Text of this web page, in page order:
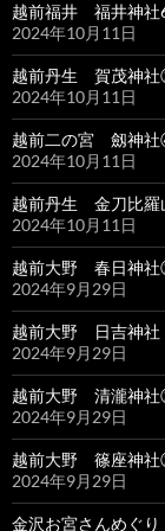
越前福井 福井神社
2024年10月11日
越前丹生 賀茂神
2024年10月11日
越前二の宮 劔神
2024年10月11日
越前丹生 金刀比
2024年10月11日
越前大野 春日神
2024年9月29日
越前大野 日吉神社
2024年9月29日
越前大野 清瀧神
2024年9月29日
越前大野 篠座神
2024年9月29日
金沢お宮さんめぐ